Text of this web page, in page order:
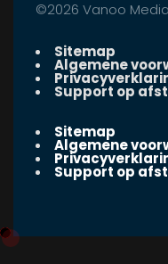
©2026 Vanoo
Sitemap
Algemene
Support op
Sitemap
Algemene
Support op